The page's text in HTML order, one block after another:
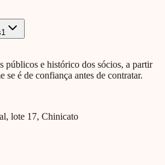
1
públicos e histórico dos sócios, a partir
é de confiança antes de contratar.
lote 17, Chinicato